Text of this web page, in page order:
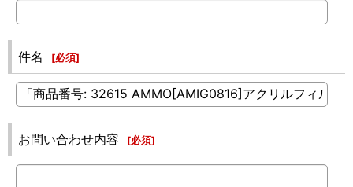
件名 [必須]
お問い合わせ内容 [必須]